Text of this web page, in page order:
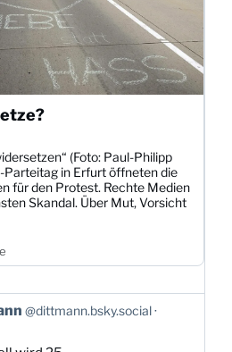
(Foto: Paul-Philipp
Parteitag in Erfurt öffneten die
für den Protest. Rechte Medien
Skandal. Über Mut, Vorsicht
@dittmann.bsky.social